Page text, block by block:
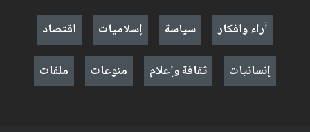
آراء وافكار
سياسة إسلاميات
اقتصاد
إنسانيات
ثقافة وإعلام منوعات ملفات